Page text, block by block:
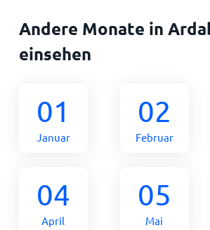
Andere Monate in
einsehen
01
Januar
02
Februar
04
April
05
Mai